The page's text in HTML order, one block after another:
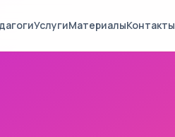
УслугиМатериалыКонтакты